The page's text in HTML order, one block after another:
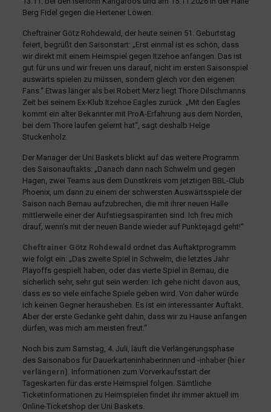
Berg Fidel gegen die Hertener Löwen.
Cheftrainer Götz Rohdewald, der heute seinen 51. Geburtstag
feiert, begrüßt den Saisonstart: „Erst einmal ist es schön, dass
wir direkt mit einem Heimspiel gegen Itzehoe anfangen. Das ist
gut für uns und wir freuen uns darauf, nicht im ersten Saisonspiel
auswärts spielen zu müssen, sondern gleich vor den eigenen
Fans.“ Etwas länger als bei Robert Merz liegt Thore Dilschmanns
Zeit bei seinem Ex-Klub Itzehoe Eagles zurück. „Mit den Eagles
kommt ein alter Bekannter mit ProA-Erfahrung aus dem Norden,
bei dem Thore laufen gelernt hat“, sagt deshalb Helge
Stuckenholz.
Der Manager der Uni Baskets blickt auf das weitere Programm
des Saisonauftakts: „Danach dann nach Schwelm und gegen
Hagen, zwei Teams aus dem Dunstkreis vom jetztigen BBL-Club
Phoenix, um dann zu einem der schwersten Auswärtsspiele der
Saison nach Bernau aufzubrechen, die mit ihrer neuen Halle
mittlerweile einer der Aufstiegsaspiranten sind. Ich freu mich
drauf, wenn’s mit der neuen Bande wieder auf Punktejagd geht!“
Cheftrainer Götz Rohdewald ordnet das Auftaktprogramm
wie folgt ein: „Das zweite Spiel in Schwelm, die letztes Jahr
Playoffs gespielt haben, oder das vierte Spiel in Bernau, die
sicherlich sehr, sehr gut sein werden: Ich gehe nicht davon aus,
dass es so viele einfache Spiele geben wird. Von daher würde
ich keinen Gegner herausheben. Es ist ein interessanter Auftakt.
Aber der erste Gedanke geht dahin, dass wir zu Hause anfangen
dürfen, was mich am meisten freut.“
Noch bis zum Samstag, 4. Juli, läuft die Verlängerungsphase
des Saisonabos für Dauerkarteninhaberinnen und -inhaber (hier
verlängern). Informationen zum Vorverkaufsstart der
Tageskarten für das erste Heimspiel folgen. Sämtliche
Ticketinformationen zu Heimspielen findet ihr immer aktuell im
Online-Ticketshop der Uni Baskets.